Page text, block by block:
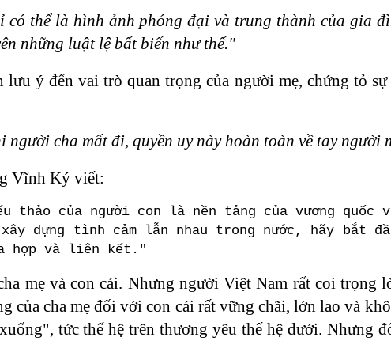
thể là hình ảnh phóng đại và trung thành của gia
những luật lệ bất biến như thế."
ý đến vai trò quan trọng của người mẹ, chứng tỏ
cha mất đi, quyền uy này hoàn toàn về tay người
Vĩnh Ký viết:
của người con là nền tảng của vương quốc
dựng tình cảm lẫn nhau trong nước, hãy bắt
hợp và liên kết."
mẹ và con cái. Nhưng người Việt Nam rất coi trọng
của cha mẹ đối với con cái rất vững chãi, lớn lao và
tức thế hệ trên thương yêu thế hệ dưới. Nhưng